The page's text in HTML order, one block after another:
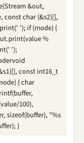
&out,
const char (&s2)[],
'); if (mode) {
%
');
const int16_t
{ char
100),
sizeof(buffer), "%s
}